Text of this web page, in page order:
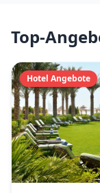
Top-
Hotel Angebote